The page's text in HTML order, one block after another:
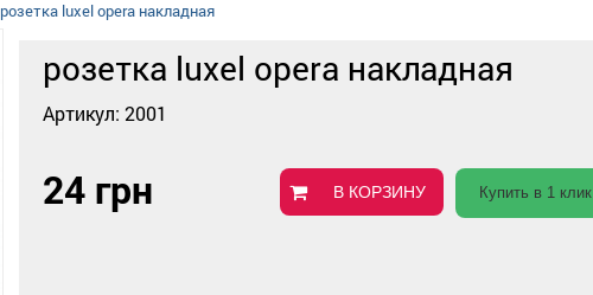
розетка luxel opera накладная
розетка luxel opera накладная
Артикул: 2001
24 грн В КОРЗИНУ Купить в 1 клик